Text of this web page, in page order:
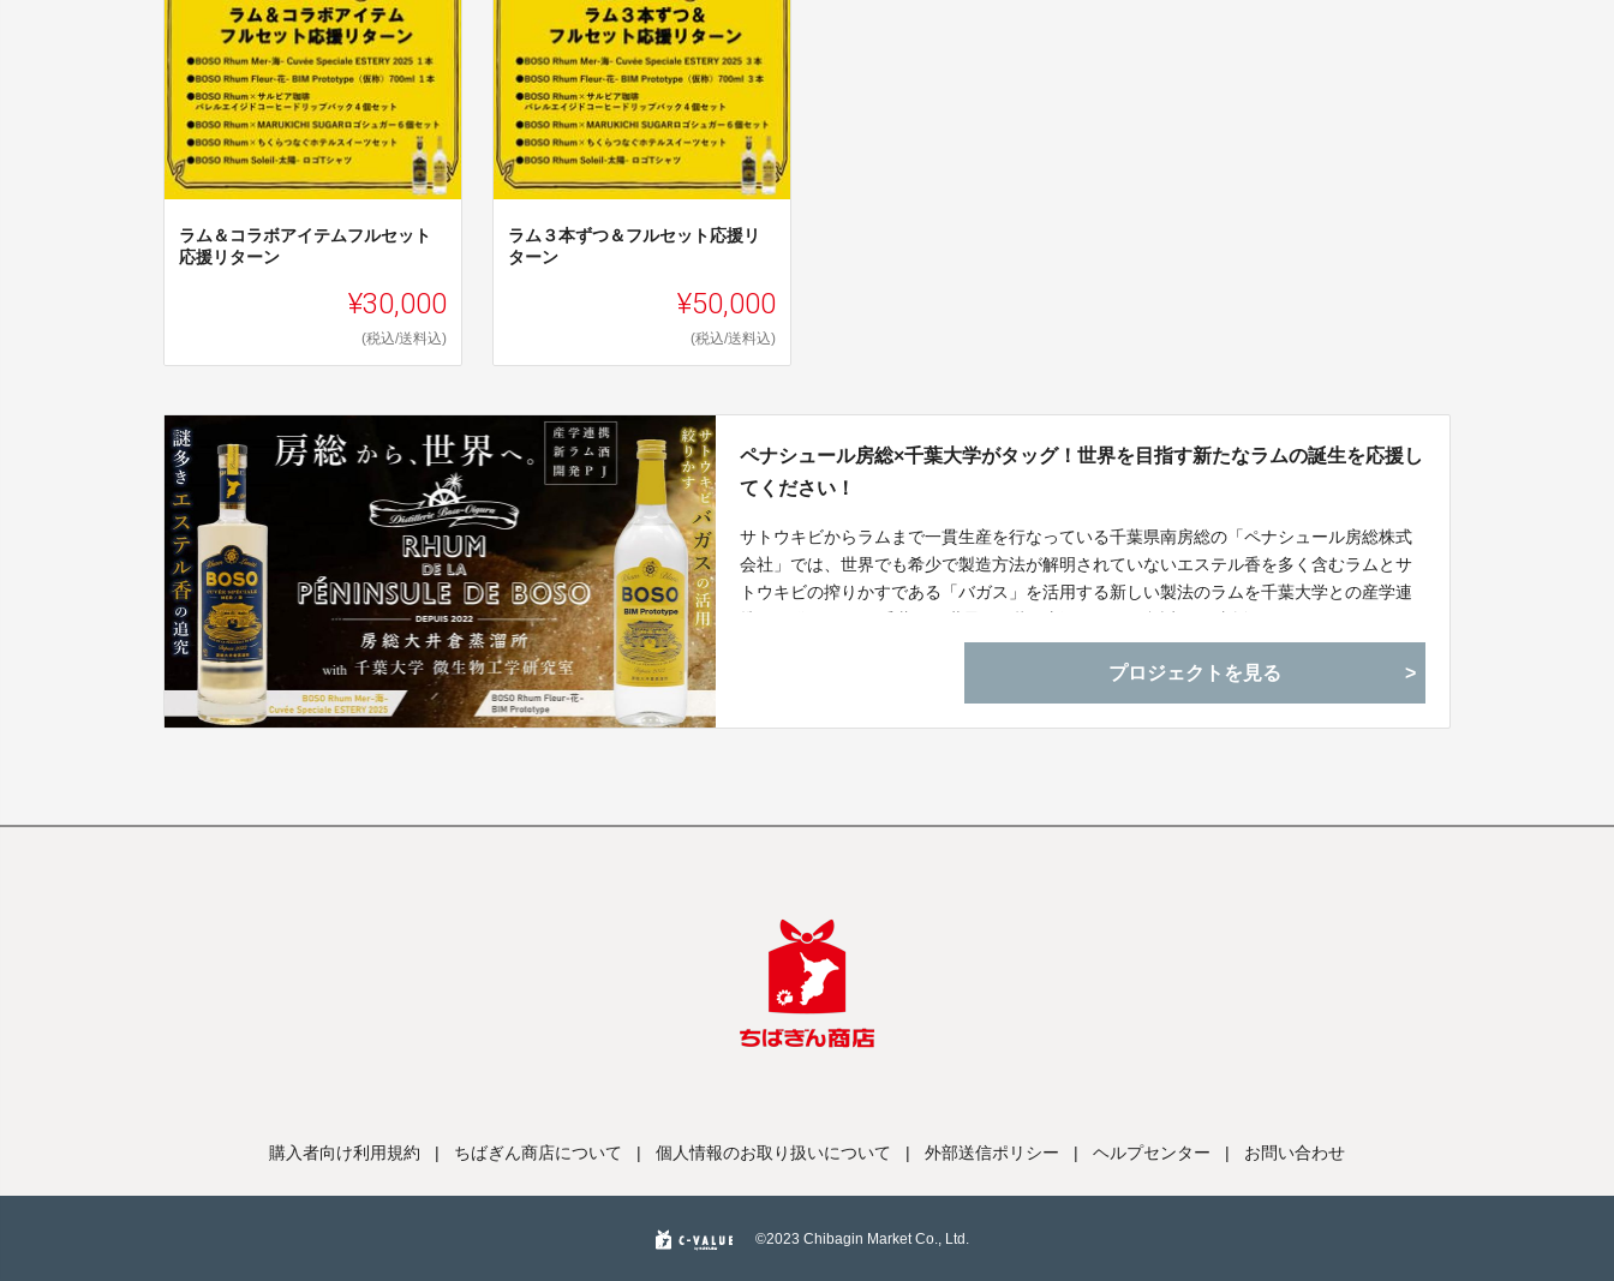
ラム＆コラボアイテムフルセット
応援リターン
¥30,000
(税込/送料込)
ラム３本ずつ＆フルセット応援リ
ターン
¥50,000
(税込/送料込)
ペナシュール房総×千葉大学がタッグ！世界を目指す新たなラムの誕生を応援し
てください！
サトウキビからラムまで一貫生産を行なっている千葉県南房総の「ペナシュール房総株式
会社」では、世界でも希少で製造方法が解明されていないエステル香を多く含むラムとサ
トウキビの搾りかすである「バガス」を活用する新しい製法のラムを千葉大学との産学連
プロジェクトを見る
購入者向け利用規約 | ちばぎん商店について | 個人情報のお取り扱いについて | 外部送信ポリシー | ヘルプセンター | お問い合わせ
©️2023 Chibagin Market Co., Ltd.